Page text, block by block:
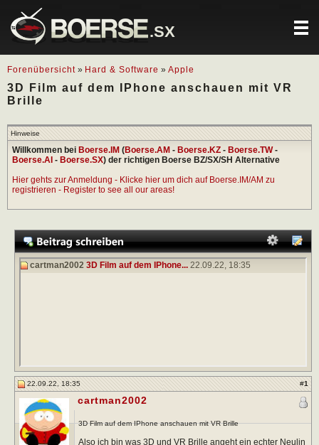
.SX
Forenübersicht » Hard & Software » Apple
3D Film auf dem IPhone anschauen mit VR
Brille
Hinweise
Willkommen bei Boerse.IM (Boerse.AM - Boerse.KZ - Boerse.TW-
Boerse.AI - Boerse.SX) der richtigen Boerse BZ/SX/SH Alternative
Hier gehts zur Anmeldung - Klicke hier um dich auf Boerse.IM/AM zu
registrieren - Register to see all our areas!
cartman2002 3D Film auf dem IPhone... 22.09.22, 18:35
22.09.22, 18:35 #1
cartman2002
3D Film auf dem IPhone anschauen mit VR Brille
Also ich bin was 3D und VR Brille angeht ein echter Neulin